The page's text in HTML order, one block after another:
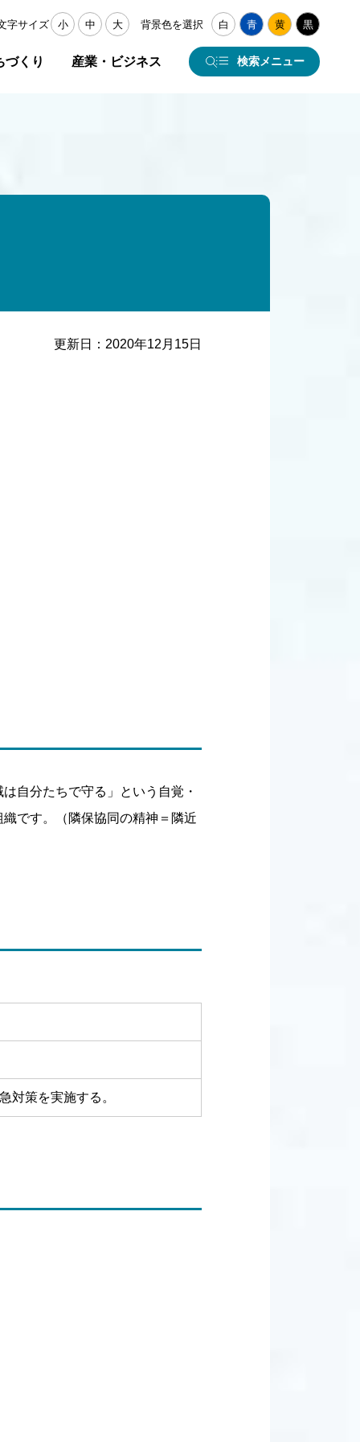
字サイズ 小 中 大 背景色を選択 白 青 黄 黒
づくり 産業・ビジネス 検索メニュー
更新日： 2020年12月15日
自分たちで守る」という自覚・
です。（隣保協同の精神＝隣近
対策を実施する。